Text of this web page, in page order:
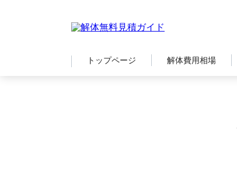
トップページ 解体費用相場